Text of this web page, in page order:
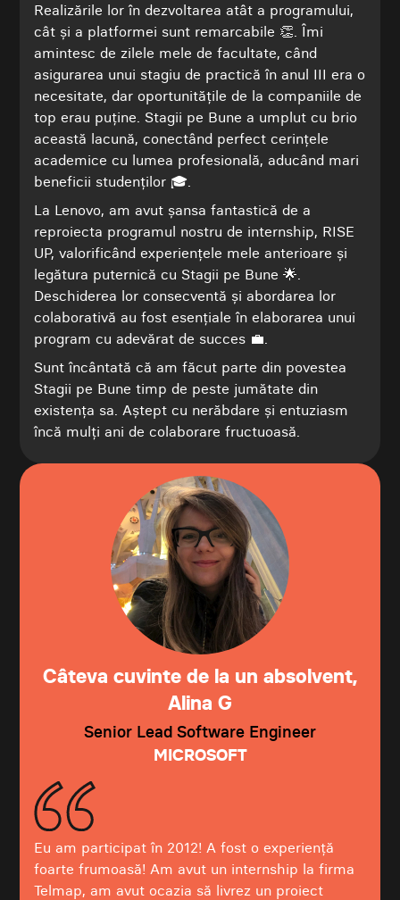
Realizările lor în dezvoltarea atât a programului,
cât și a platformei sunt remarcabile 👏. Îmi
amintesc de zilele mele de facultate, când
asigurarea unui stagiu de practică în anul III era o
necesitate, dar oportunitățile de la companiile de
top erau puține. Stagii pe Bune a umplut cu brio
această lacună, conectând perfect cerințele
academice cu lumea profesională, aducând mari
beneficii studenților 🎓.
La Lenovo, am avut șansa fantastică de a
reproiecta programul nostru de internship, RISE
UP, valorificând experiențele mele anterioare și
legătura puternică cu Stagii pe Bune 🌟.
Deschiderea lor consecventă și abordarea lor
colaborativă au fost esențiale în elaborarea unui
program cu adevărat de succes 💼.
Sunt încântată că am făcut parte din povestea
Stagii pe Bune timp de peste jumătate din
existența sa. Aștept cu nerăbdare și entuziasm
încă mulți ani de colaborare fructuoasă.
Câteva cuvinte de la un absolvent,
Alina G
Senior Lead Software Engineer
MICROSOFT
Eu am participat în 2012! A fost o experiență
foarte frumoasă! Am avut un internship la firma
Telmap, am avut ocazia să livrez un proiect